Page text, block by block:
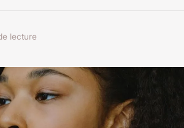
lecture